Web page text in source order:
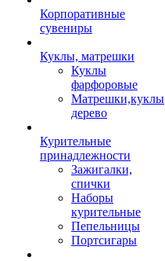
Корпоративные
сувениры
Куклы, матрешки
Куклы
фарфоровые
Матрешки,куклы
дерево
Курительные
принадлежности
Зажигалки,
спички
Наборы
курительные
Пепельницы
Портсигары